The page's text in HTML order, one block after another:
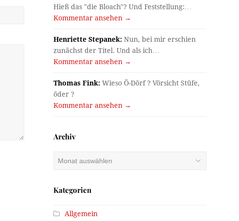
Hieß das "die Bloach"? Und Feststellung:…
Kommentar ansehen →
Henriette Stepanek: Nun, bei mir erschien
zunächst der Titel. Und als ich…
Kommentar ansehen →
Thomas Fink: Wieso Ö-Dörf ? Vörsicht Stüfe,
öder ?
Kommentar ansehen →
Archiv
Kategorien
Allgemein